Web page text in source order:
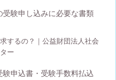
受験申し込みに必要な書類
するの？｜公益財団法人社会
ー
申込書・受験手数料払込